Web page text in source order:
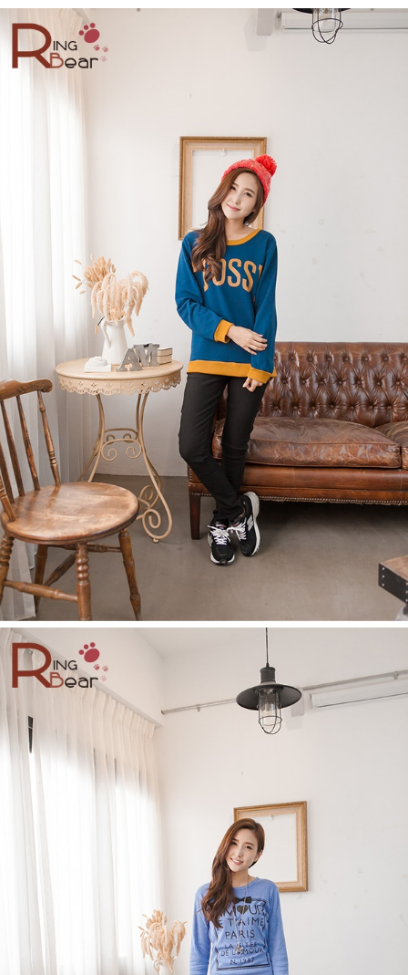
2.基於同意付款使用「大哥付你分期」之契約關係目的，商店將以您的個人
資料（包含姓名、電話或地址）提供予台灣大哥大進項蒐集、處理及利用，
由本公司與您本人進行分期帳單所需資料之確認、核對及更正。
3.完整用戶服務條款，請詳閱以下連結：
※ 交易是否成功請以「AFTEE先享後付 」之結帳頁面顯示為準，若有關於
是否繳費成功／繳費後需取消欲退款等相關疑問，請聯繫「AFTEE先享後付
客戶支援中心」https://netprotections.freshdesk.com/support/home
１．透過由恩沛科技股份有限公司提供之「AFTEE先享後付」服務完成之交
２．關於個人資料處理事宜，請瀏覽以下網址：
３．未成年的使用者請事先徵得法定代理人或監護人之同意方可使用
「AFTEE先享後付」，若未經同意申辦者引起之損失，本公司不負相關責
４．使用「AFTEE先享後付」時，將依據個別帳號之用戶狀況，依本公司即
時審查核予不同之上限額度；若仍有額度不足之情形，本公司將視審查結果
請求用戶進行身份認證。
５．嚴禁一人註冊多個帳號或使用他人資訊註冊。若發現惡意使用之情形，
恩沛科技股份有限公司將有權停止該用戶之使用額度並採取法律行動。
付款後7-11取貨
每筆NT$70，滿NT$699(含以上)免運費
每筆NT$100，滿NT$1,000(含以上)免運費